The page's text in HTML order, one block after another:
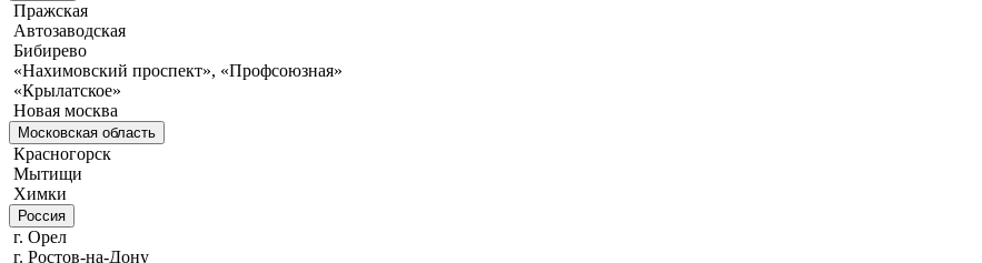
Пражская
Автозаводская
Бибирево
«Нахимовский проспект», «Профсоюзная»
«Крылатское»
Новая москва
Московская область
Красногорск
Мытищи
Химки
Россия
г. Орел
г. Ростов-на-Дону